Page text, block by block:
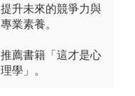
提升未來的競爭力與
專業素養。
推薦書籍「這才是心
理學」。